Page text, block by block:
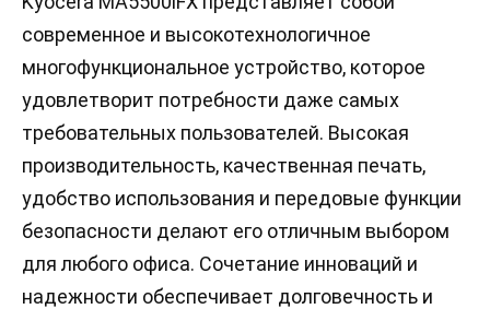
современное и высокотехнологичное
многофункциональное устройство, которое
удовлетворит потребности даже самых
требовательных пользователей. Высокая
производительность, качественная печать,
удобство использования и передовые функции
безопасности делают его отличным выбором
для любого офиса. Сочетание инноваций и
надежности обеспечивает долговечность и